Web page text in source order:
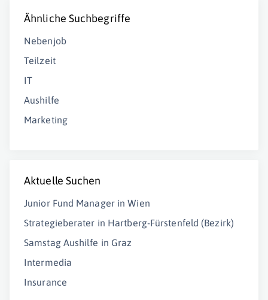
Ähnliche Suchbegriffe
Nebenjob
Teilzeit
IT
Aushilfe
Marketing
Aktuelle Suchen
Junior Fund Manager in Wien
Strategieberater in Hartberg-Fürstenfeld (Bezirk)
Samstag Aushilfe in Graz
Intermedia
Insurance